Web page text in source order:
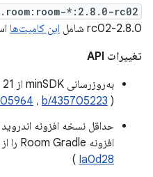
*:2.8.0-rc02
2.8.0-rc02 شامل
این کامیت‌ها
تغییرات API
به‌روزرسانی minSDK از API 21 به API 23 (
، b/435705223 )
افزونه Room Gradle را از ۸.۱ به ۸.۴ به‌روزرسانی کنید. (
Ia0d28
)